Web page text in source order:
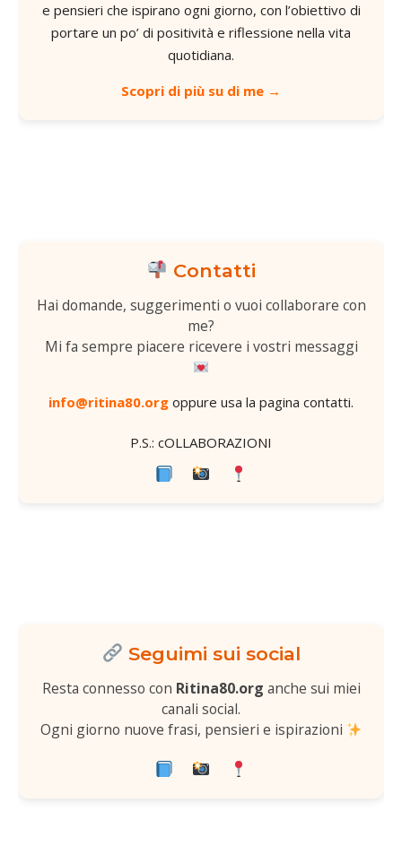
e pensieri che ispirano ogni giorno, con l’obiettivo di
portare un po’ di positività e riflessione nella vita
quotidiana.
Scopri di più su di me →
Contatti
Hai domande, suggerimenti o vuoi collaborare con
me?
Mi fa sempre piacere ricevere i vostri messaggi
info@ritina80.org oppure usa la pagina contatti.
P.S.: cOLLABORAZIONI
Seguimi sui social
Resta connesso con Ritina80.org anche sui miei
canali social.
Ogni giorno nuove frasi, pensieri e ispirazioni